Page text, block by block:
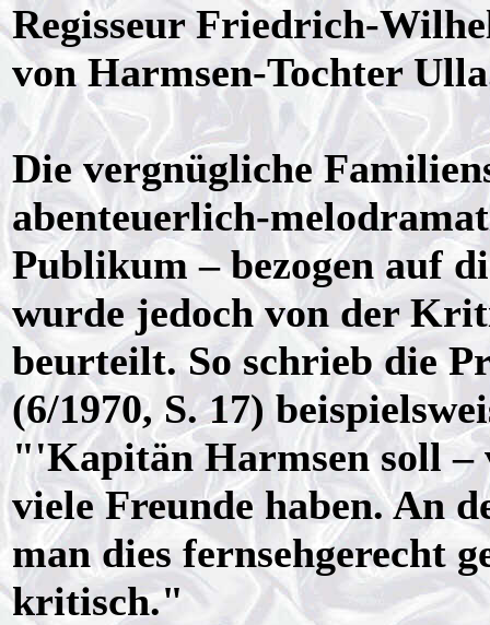
Regisseur Friedrich-
von Harmsen-Tochter
Die vergnügliche
abenteuerlich-
Publikum – bezogen auf
wurde jedoch von der
beurteilt. So schrieb die
(6/1970, S. 17)
"'Kapitän Harmsen soll –
viele Freunde haben. An
man dies fernsehgerecht
kritisch."